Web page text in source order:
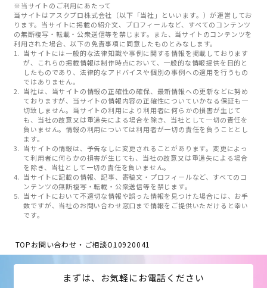
※当サイトのご利用にあたって
当サイトはアスクプロ株式会社（以下「当社」といいます。）が運営してお
ります。当サイトに掲載の紹介文、プロフィールなど、すべてのコンテンツ
の無断複写・転載・公衆送信等を禁じます。また、当サイトのコンテンツを
利用された場合、以下の免責事項に同意したものとみなします。
当サイトには一般的な法律知識や事例に関する情報を掲載しております
が、これらの掲載情報は制作時点において、一般的な情報提供を目的と
したものであり、法律的なアドバイスや個別の事例への適用を行うもの
ではありません。
当社は、当サイトの情報の正確性の確保、最新情報への更新などに努め
ておりますが、当サイトの情報内容の正確性についていかなる保証も一
切致しません。当サイトの利用により利用者に何らかの損害が生じて
も、当社の故意又は重過失による場合を除き、当社として一切の責任を
負いません。情報の利用については利用者が一切の責任を負うこととし
ます。
当サイトの情報は、予告なしに変更されることがあります。変更によっ
て利用者に何らかの損害が生じても、当社の故意又は重過失による場合
を除き、当社として一切の責任を負いません。
当サイトに記載の情報、記事、寄稿文・プロフィールなど、すべてのコ
ンテンツの無断複写・転載・公衆送信等を禁じます。
当サイトにおいて不適切な情報や誤った情報を見つけた場合には、お手
数ですが、当社のお問い合わせ窓口まで情報をご提供いただけると幸い
です。
TOPお問い合わせ・ご相談O10920041
まずは、お気軽にお電話ください